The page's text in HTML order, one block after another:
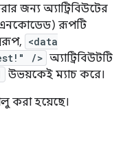
জন্য অ্যাট্রিবিউটের
রূপটি
<data
/> অ্যাট্রিবিউটটি
উভয়কেই ম্যাচ করে।
করা হয়েছে।